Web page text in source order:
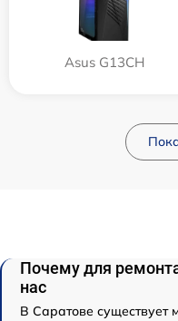
Asus G13CH
Почему для
нас
В Саратове существует